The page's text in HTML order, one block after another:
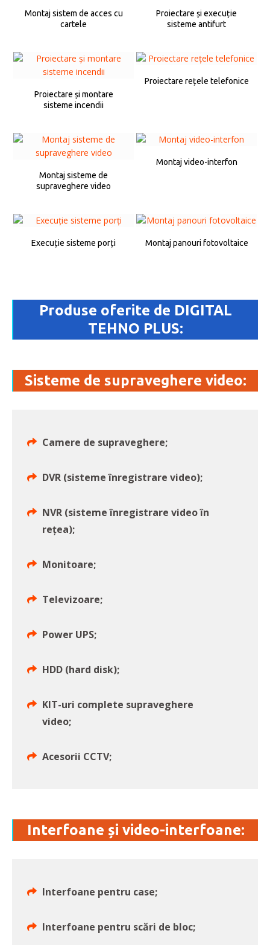
Montaj sistem de acces cu
cartele
Proiectare și execuție
sisteme antifurt
Proiectare și montare
sisteme incendii
Proiectare rețele telefonice
Montaj sisteme de
supraveghere video
Montaj video-interfon
Execuție sisteme porți Montaj panouri fotovoltaice
Produse oferite de DIGITAL
TEHNO PLUS:
Sisteme de supraveghere video:
Camere de supraveghere;
DVR (sisteme înregistrare video);
NVR (sisteme înregistrare video în
rețea);
Monitoare;
Televizoare;
Power UPS;
HDD (hard disk);
KIT-uri complete supraveghere
video;
Acesorii CCTV;
Interfoane și video-interfoane:
Interfoane pentru case;
Interfoane pentru scări de bloc;